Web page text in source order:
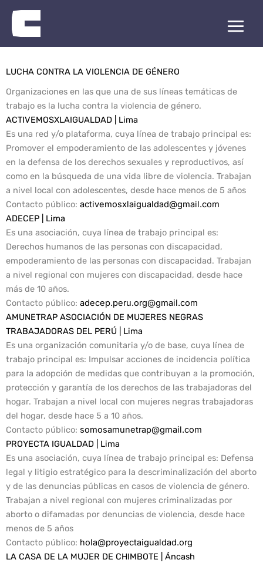
content
LUCHA CONTRA LA VIOLENCIA DE GÉNERO
Organizaciones en las que una de sus líneas temáticas de
trabajo es la lucha contra la violencia de género.
ACTIVEMOSXLAIGUALDAD | Lima
Es una red y/o plataforma, cuya línea de trabajo principal es:
Promover el empoderamiento de las adolescentes y jóvenes
en la defensa de los derechos sexuales y reproductivos, así
como en la búsqueda de una vida libre de violencia. Trabajan
a nivel local con adolescentes, desde hace menos de 5 años
Contacto público: activemosxlaigualdad@gmail.com
ADECEP | Lima
Es una asociación, cuya línea de trabajo principal es:
Derechos humanos de las personas con discapacidad,
empoderamiento de las personas con discapacidad. Trabajan
a nivel regional con mujeres con discapacidad, desde hace
más de 10 años.
Contacto público: adecep.peru.org@gmail.com
AMUNETRAP ASOCIACIÓN DE MUJERES NEGRAS
TRABAJADORAS DEL PERÚ | Lima
Es una organización comunitaria y/o de base, cuya línea de
trabajo principal es: Impulsar acciones de incidencia política
para la adopción de medidas que contribuyan a la promoción,
protección y garantía de los derechos de las trabajadoras del
hogar. Trabajan a nivel local con mujeres negras trabajadoras
del hogar, desde hace 5 a 10 años.
Contacto público: somosamunetrap@gmail.com
PROYECTA IGUALDAD | Lima
Es una asociación, cuya línea de trabajo principal es: Defensa
legal y litigio estratégico para la descriminalización del aborto
y de las denuncias públicas en casos de violencia de género.
Trabajan a nivel regional con mujeres criminalizadas por
aborto o difamadas por denuncias de violencia, desde hace
menos de 5 años
Contacto público: hola@proyectaigualdad.org
LA CASA DE LA MUJER DE CHIMBOTE | Áncash